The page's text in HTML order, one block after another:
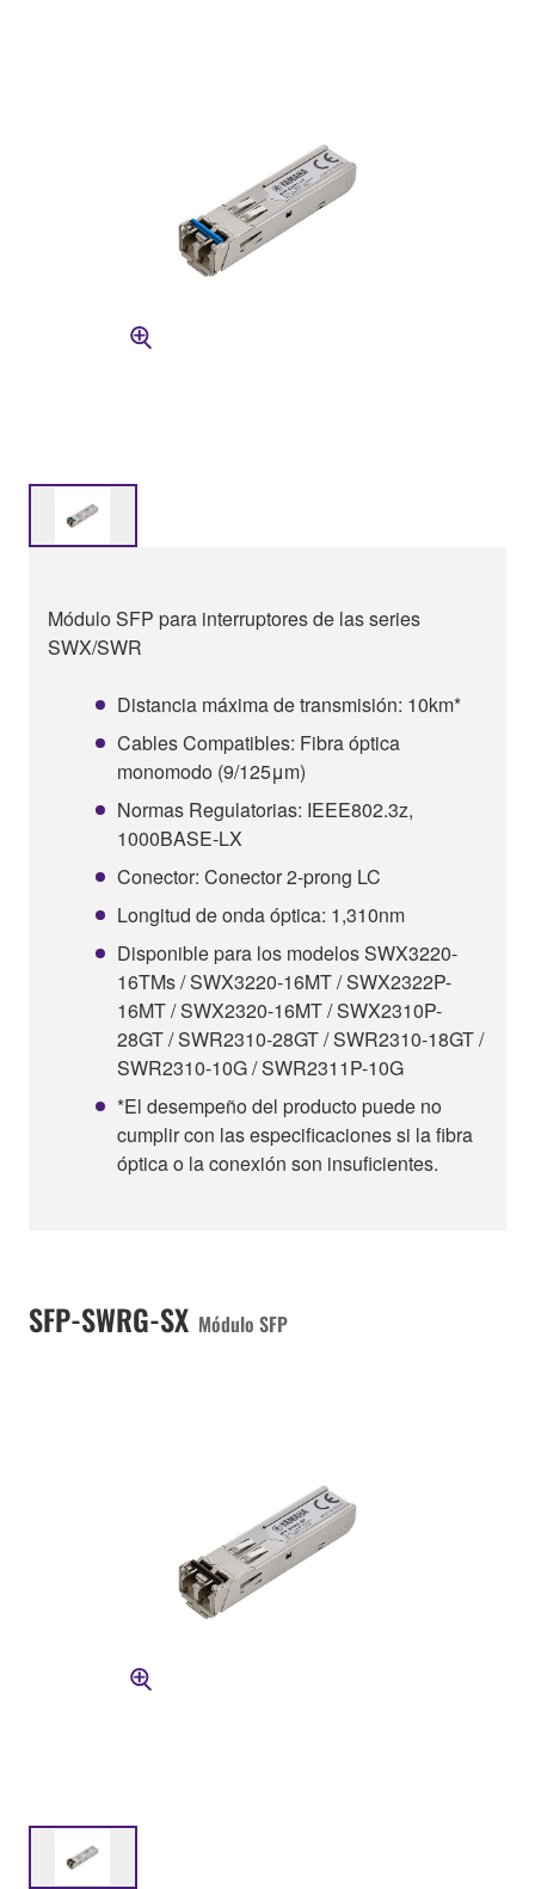
Módulo SFP para interruptores de las series
SWX/SWR
Distancia máxima de transmisión: 10km*
Cables Compatibles: Fibra óptica
monomodo (9/125μm)
Normas Regulatorias: IEEE802.3z,
1000BASE-LX
Conector: Conector 2-prong LC
Longitud de onda óptica: 1,310nm
Disponible para los modelos SWX3220-
16TMs / SWX3220-16MT / SWX2322P-
16MT / SWX2320-16MT / SWX2310P-
28GT / SWR2310-28GT / SWR2310-18GT /
SWR2310-10G / SWR2311P-10G
*El desempeño del producto puede no
cumplir con las especificaciones si la fibra
óptica o la conexión son insuficientes.
SFP-SWRG-SX Módulo SFP